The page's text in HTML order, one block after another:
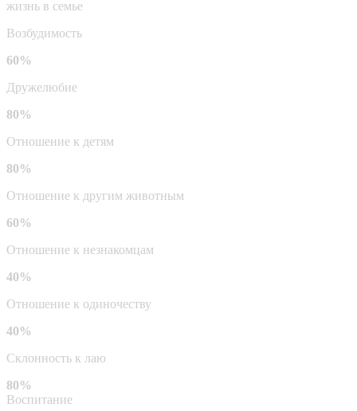
жизнь в семье
Возбудимость
60%
Дружелюбие
80%
Отношение к детям
80%
Отношение к другим животным
60%
Отношение к незнакомцам
40%
Отношение к одиночеству
40%
Склонность к лаю
80%
Воспитание